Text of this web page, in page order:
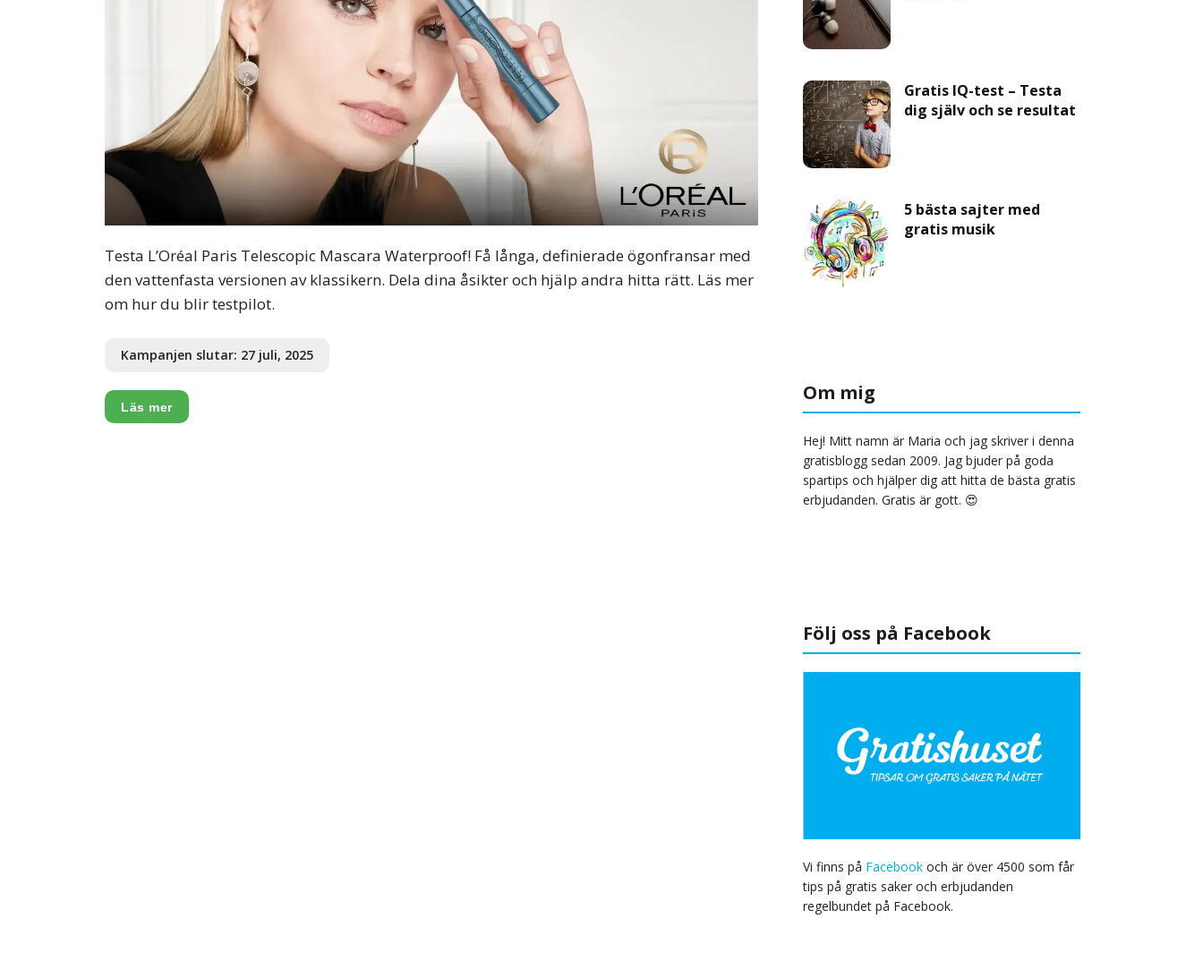
Testa L’Oréal Paris Telescopic Mascara Waterproof! Få långa, definierade ögonfransar med
den vattenfasta versionen av klassikern. Dela dina åsikter och hjälp andra hitta rätt. Läs mer
om hur du blir testpilot.
Kampanjen slutar: 27 juli, 2025
Läs mer
Gratis IQ-test – Testa
dig själv och se resultat
5 bästa sajter med
gratis musik
Om mig
Hej! Mitt namn är Maria och jag skriver i denna
gratisblogg sedan 2009. Jag bjuder på goda
spartips och hjälper dig att hitta de bästa gratis
erbjudanden. Gratis är gott. 😍
Följ oss på Facebook
Vi finns på Facebook och är över 4500 som får
tips på gratis saker och erbjudanden
regelbundet på Facebook.